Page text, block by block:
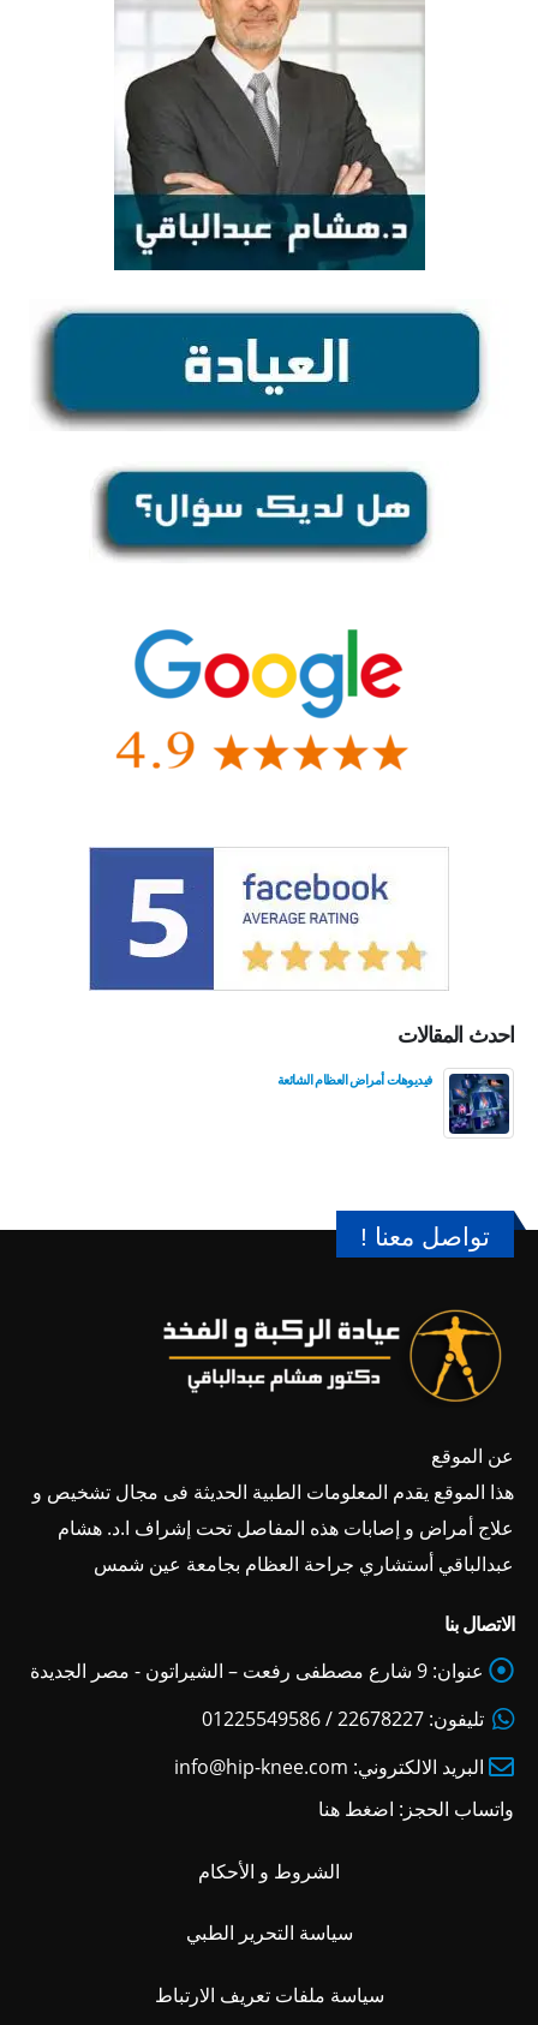
احدث المقالات
فيديوهات أمراض العظام الشائعة
تواصل معنا !
عن الموقع
هذا الموقع يقدم المعلومات الطبية الحديثة فى مجال تشخيص و
علاج أمراض و إصابات هذه المفاصل تحت إشراف ا.د. هشام
عبدالباقي أستشاري جراحة العظام بجامعة عين شمس
الاتصال بنا
عنوان: 9 شارع مصطفى رفعت – الشيراتون - مصر الجديدة
تليفون: 22678227 / 01225549586
البريد الالكتروني: info@hip-knee.com
واتساب الحجز: اضغط هنا
الشروط و الأحكام
سياسة التحرير الطبي
سياسة ملفات تعريف الارتباط